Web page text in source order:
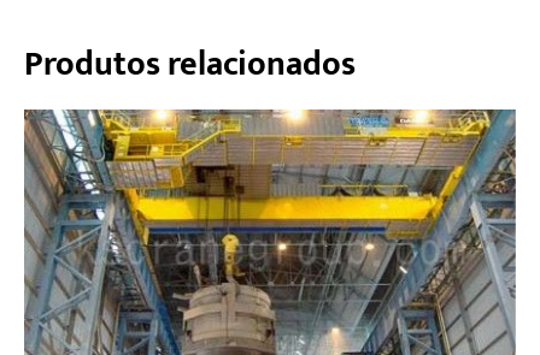
Produtos relacionados